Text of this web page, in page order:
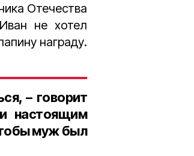
Отечества
не хотел
награду.
– говорит
настоящим
муж был